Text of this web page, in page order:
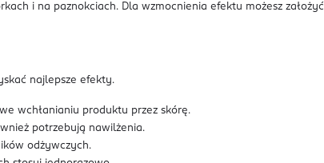
i na paznokciach. Dla wzmocnienia efektu możesz
najlepsze efekty.
wchłanianiu produktu przez skórę.
potrzebują nawilżenia.
odżywczych.